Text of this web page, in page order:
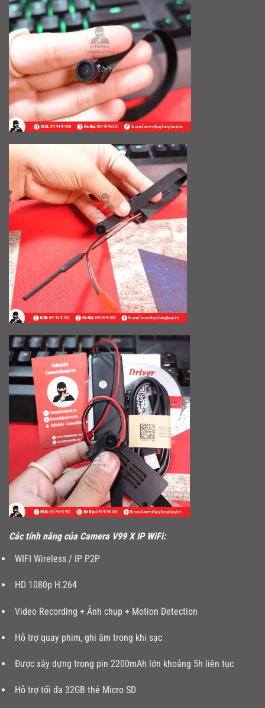
Các tính năng của Camera V99 X IP WiFi:
WIFI Wireless / IP P2P
HD 1080p H.264
Video Recording + Ảnh chụp + Motion Detection
Hỗ trợ quay phim, ghi âm trong khi sạc
Được xây dựng trong pin 2200mAh lớn khoảng 5h liên tục
Hỗ trợ tối đa 32GB thẻ Micro SD